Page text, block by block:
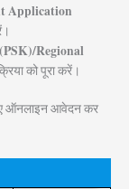
Application
Regional
को पूरा करें।
ऑनलाइन आवेदन कर